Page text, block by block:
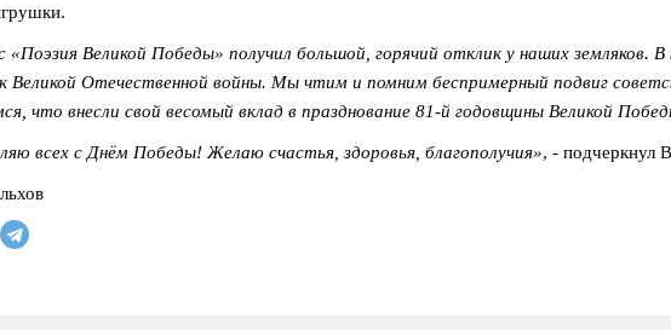
«Поэзия Великой Победы» получил большой, горячий отклик у наших земляков.
Великой Отечественной войны. Мы чтим и помним беспримерный подвиг
что внесли свой весомый вклад в празднование 81-й годовщины Великой
всех с Днём Победы! Желаю счастья, здоровья, благополучия», - подчеркнул